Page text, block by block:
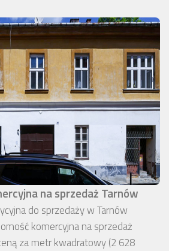
na sprzedaż Tarnów
do sprzedaży w Tarnów
komercyjna na sprzedaż
za metr kwadratowy (2 628